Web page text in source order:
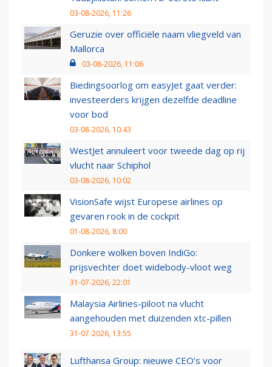
03-08-2026, 11:26
Geruzie over officiële naam vliegveld van
Mallorca
03-08-2026, 11:06
Biedingsoorlog om easyJet gaat verder:
investeerders krijgen dezelfde deadline
voor bod
03-08-2026, 10:43
WestJet annuleert voor tweede dag op rij
vlucht naar Schiphol
03-08-2026, 10:02
VisionSafe wijst Europese airlines op
gevaren rook in de cockpit
01-08-2026, 8:00
Donkere wolken boven IndiGo:
prijsvechter doet widebody-vloot weg
31-07-2026, 22:01
Malaysia Airlines-piloot na vlucht
aangehouden met duizenden xtc-pillen
31-07-2026, 13:55
Lufthansa Group: nieuwe CEO’s voor